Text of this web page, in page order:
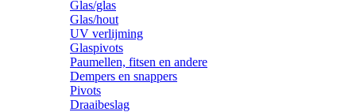
Glas/glas
Glas/hout
UV verlijming
Glaspivots
Paumellen, fitsen en andere
Dempers en snappers
Pivots
Draaibeslag